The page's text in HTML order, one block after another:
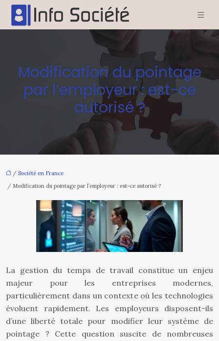
Modification du pointage
par l’employeur : est-ce
autorisé ?
/ Société en France
/ Modification du pointage par l’employeur : est-ce autorisé ?
La gestion du temps de travail constitue un enjeu
majeur pour les entreprises modernes,
particulièrement dans un contexte où les technologies
évoluent rapidement. Les employeurs disposent-ils
d’une liberté totale pour modifier leur système de
pointage ? Cette question suscite de nombreuses